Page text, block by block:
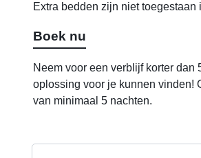
Extra bedden zijn niet toegestaan
Boek nu
Neem voor een verblijf korter dan
oplossing voor je kunnen vinden!
van minimaal 5 nachten.